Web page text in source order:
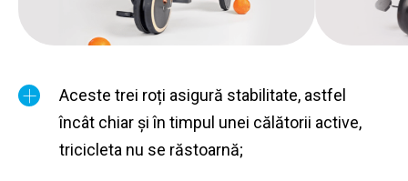
Aceste trei roți asigură stabilitate, astfel
încât chiar și în timpul unei călătorii active,
tricicleta nu se răstoarnă;